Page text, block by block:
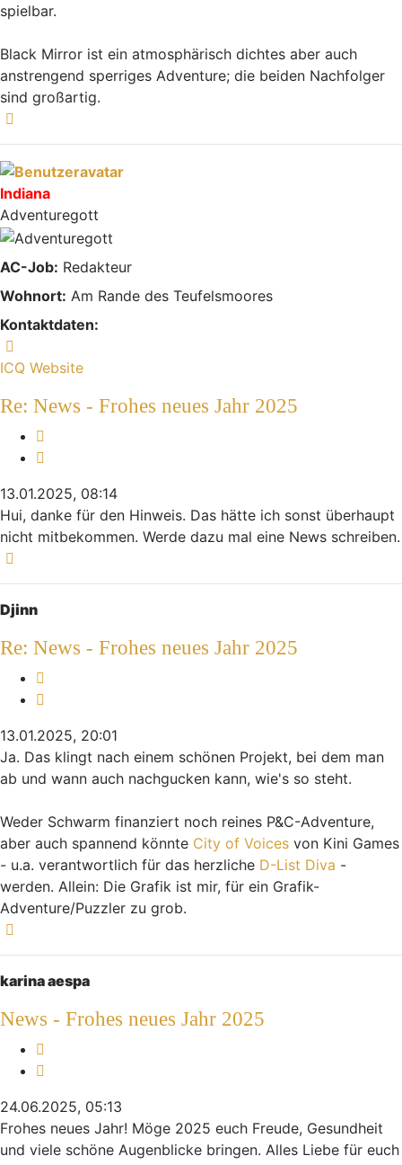
spielbar.
Black Mirror ist ein atmosphärisch dichtes aber auch
anstrengend sperriges Adventure; die beiden Nachfolger
sind großartig.
Indiana
Adventuregott
AC-Job: Redakteur
Wohnort: Am Rande des Teufelsmoores
Kontaktdaten:
ICQ Website
Re: News - Frohes neues Jahr 2025
13.01.2025, 08:14
Hui, danke für den Hinweis. Das hätte ich sonst überhaupt
nicht mitbekommen. Werde dazu mal eine News schreiben.
Djinn
Re: News - Frohes neues Jahr 2025
13.01.2025, 20:01
Ja. Das klingt nach einem schönen Projekt, bei dem man
ab und wann auch nachgucken kann, wie's so steht.
Weder Schwarm finanziert noch reines P&C-Adventure,
aber auch spannend könnte City of Voices von Kini Games
- u.a. verantwortlich für das herzliche D-List Diva -
werden. Allein: Die Grafik ist mir, für ein Grafik-
Adventure/Puzzler zu grob.
karina aespa
News - Frohes neues Jahr 2025
24.06.2025, 05:13
Frohes neues Jahr! Möge 2025 euch Freude, Gesundheit
und viele schöne Augenblicke bringen. Alles Liebe für euch